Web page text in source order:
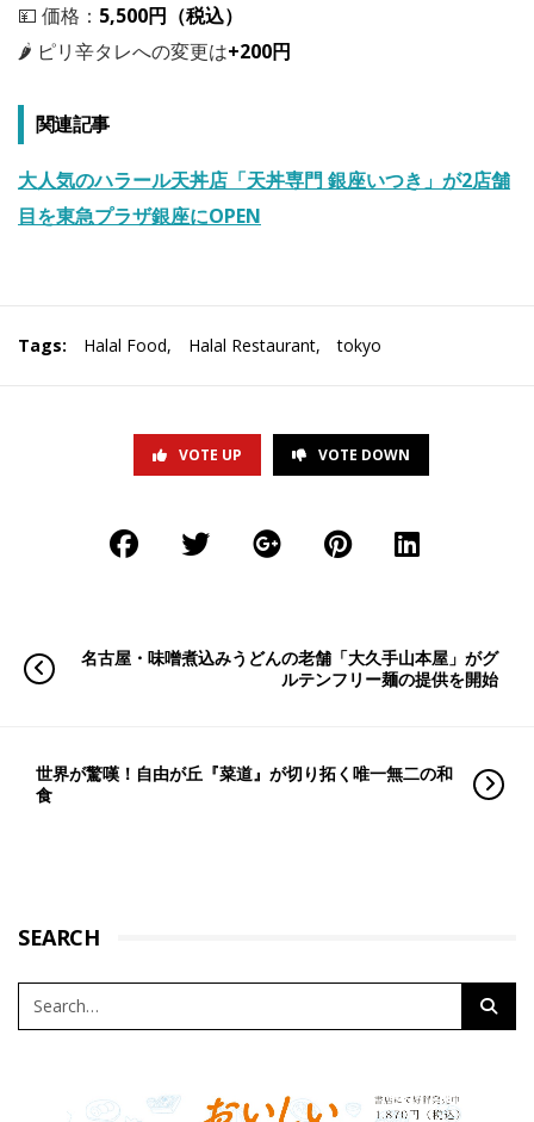
💴 価格： 5,500円（税込）
🌶 ピリ辛タレへの変更は+200円
関連記事
大人気のハラール天丼店「天丼専門 銀座いつき」が2店舗
目を東急プラザ銀座にOPEN
Tags: Halal Food, Halal Restaurant, tokyo
VOTE UP VOTE DOWN
名古屋・味噌煮込みうどんの老舗「大久手山本屋」がグ
ルテンフリー麺の提供を開始
世界が驚嘆！自由が丘『菜道』が切り拓く唯一無二の和
食
SEARCH